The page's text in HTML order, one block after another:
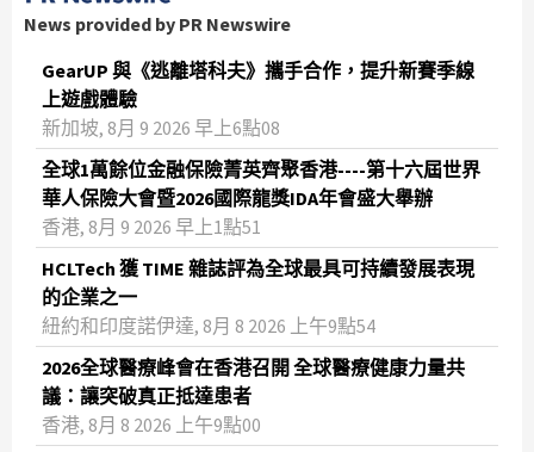
News provided by PR Newswire
GearUP 與《逃離塔科夫》攜手合作，提升新賽季線
上遊戲體驗
新加坡, 8月 9 2026 早上6點08
全球1萬餘位金融保險菁英齊聚香港----第十六屆世界
華人保險大會暨2026國際龍獎IDA年會盛大舉辦
香港, 8月 9 2026 早上1點51
HCLTech 獲 TIME 雜誌評為全球最具可持續發展表現
的企業之一
紐約和印度諾伊達, 8月 8 2026 上午9點54
2026全球醫療峰會在香港召開 全球醫療健康力量共
議：讓突破真正抵達患者
香港, 8月 8 2026 上午9點00